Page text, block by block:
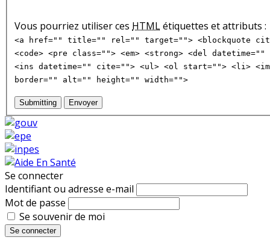
Vous pourriez utiliser ces HTMLétiquettes et attributs :
<a href="" title="" rel="" target=""> <blockquote
<code> <pre class=""> <em> <strong> <del
<ins datetime="" cite=""> <ul> <ol start=""> <li>
border="" alt="" height="" width="">
Submitting Envoyer
Se connecter
Identifiant ou adresse e-mail
Mot de passe
Se souvenir de moi
Se connecter